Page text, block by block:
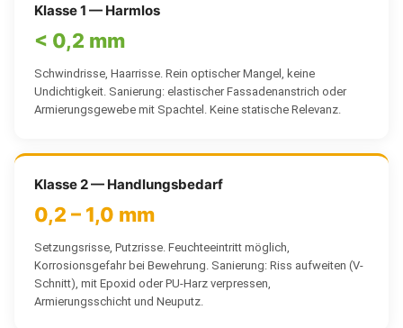
Klasse 1 — Harmlos
< 0,2 mm
Schwindrisse, Haarrisse. Rein optischer Mangel, keine
Undichtigkeit. Sanierung: elastischer Fassadenanstrich oder
Armierungsgewebe mit Spachtel. Keine statische Relevanz.
Klasse 2 — Handlungsbedarf
0,2 – 1,0 mm
Setzungsrisse, Putzrisse. Feuchteeintritt möglich,
Korrosionsgefahr bei Bewehrung. Sanierung: Riss aufweiten (V-
Schnitt), mit Epoxid oder PU-Harz verpressen,
Armierungsschicht und Neuputz.